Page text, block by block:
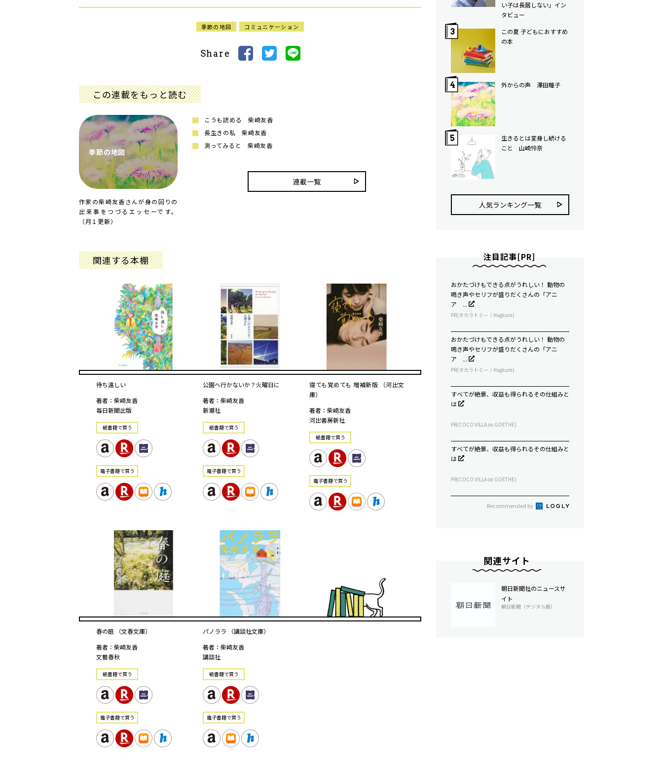
季節の地図 コミュニケーション
Share
この連載をもっと読む
季節の地図
作家の柴崎友香さんが身の回りの
出来事をつづるエッセーです。
（月１更新）
こうも読める 柴崎友香
長生きの私 柴崎友香
測ってみると 柴崎友香
連載一覧
関連する本棚
待ち遠しい
著者：柴崎友香
毎日新聞出版
紙書籍で買う
電⼦書籍で買う
公園へ行かないか？火曜日に
著者：柴崎友香
新潮社
紙書籍で買う
電⼦書籍で買う
寝ても覚めても 増補新版 （河出文
庫）
著者：柴崎友香
河出書房新社
紙書籍で買う
電⼦書籍で買う
春の庭 （文春文庫）
著者：柴崎友香
文藝春秋
紙書籍で買う
電⼦書籍で買う
パノララ （講談社文庫）
著者：柴崎友香
講談社
紙書籍で買う
電⼦書籍で買う
い子は長居しない」イン
タビュー
この夏 子どもにおすすめ
の本
外からの声 澤田瞳子
生きるとは変身し続ける
こと 山崎怜奈
人気ランキング⼀覧
注目記事[PR]
おかたづけもできる点がうれしい！ 動物の
鳴き声やセリフが盛りだくさんの「アニ
ア ...
PR(タカラトミー｜Hugkum)
おかたづけもできる点がうれしい！ 動物の
鳴き声やセリフが盛りだくさんの「アニ
ア ...
PR(タカラトミー｜Hugkum)
すべてが絶景、収益も得られるその仕組みと
は
PR(COCO VILLA on GOETHE)
すべてが絶景、収益も得られるその仕組みと
は
PR(COCO VILLA on GOETHE)
Recommended by
関連サイト
朝日新聞社のニュースサ
イト
朝日新聞（デジタル版）